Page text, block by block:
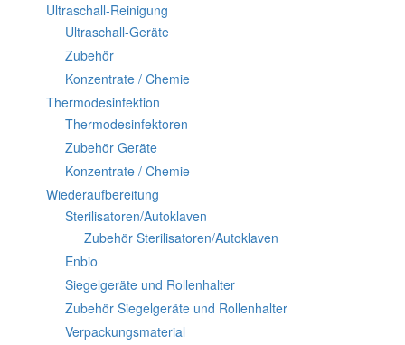
Ultraschall-Reinigung
Ultraschall-Geräte
Zubehör
Konzentrate / Chemie
Thermodesinfektion
Thermodesinfektoren
Zubehör Geräte
Konzentrate / Chemie
Wiederaufbereitung
Sterilisatoren/Autoklaven
Zubehör Sterilisatoren/Autoklaven
Enbio
Siegelgeräte und Rollenhalter
Zubehör Siegelgeräte und Rollenhalter
Verpackungsmaterial